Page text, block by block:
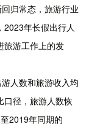
归常态，旅游行业
2023年长假出行人
旅游工作上的发
人数和旅游收入均
口径，旅游人数恢
2019年同期的